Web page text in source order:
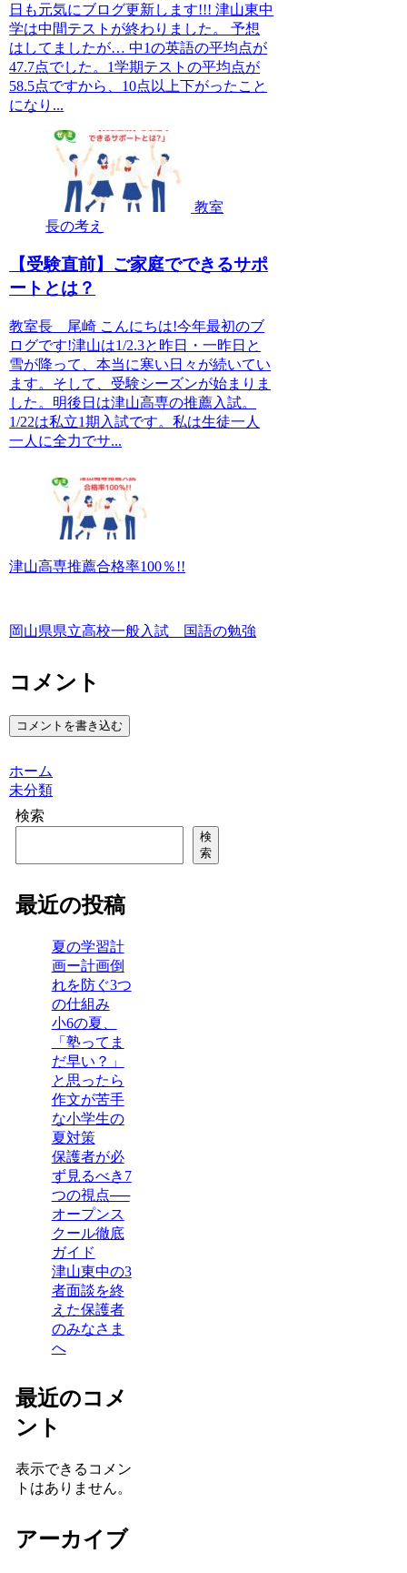
日も元気にブログ更新します!!! 津山東中
学は中間テストが終わりました。 予想
はしてましたが… 中1の英語の平均点が
47.7点でした。1学期テストの平均点が
58.5点ですから、10点以上下がったこと
になり...
教室
長の考え
【受験直前】ご家庭でできるサポ
ートとは？
教室長 尾崎 こんにちは!今年最初のブ
ログです!津山は1/2.3と昨日・一昨日と
雪が降って、本当に寒い日々が続いてい
ます。そして、受験シーズンが始まりま
した。明後日は津山高専の推薦入試。
1/22は私立1期入試です。私は生徒一人
一人に全力でサ...
津山高専推薦合格率100％!!
岡山県県立高校一般入試 国語の勉強
コメント
コメントを書き込む
ホーム
未分類
検索
検
索
最近の投稿
夏の学習計
画ー計画倒
れを防ぐ3つ
の仕組み
小6の夏、
「塾ってま
だ早い？」
と思ったら
作文が苦手
な小学生の
夏対策
保護者が必
ず見るべき7
つの視点──
オープンス
クール徹底
ガイド
津山東中の3
者面談を終
えた保護者
のみなさま
へ
最近のコメ
ント
表示できるコメン
トはありません。
アーカイブ